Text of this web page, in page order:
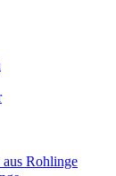
Rohlinge